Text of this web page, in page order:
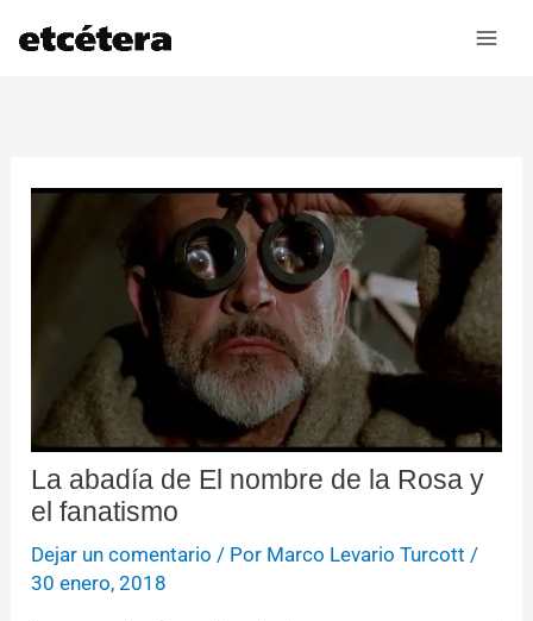
La abadía de El nombre de la Rosa y
el fanatismo
Dejar un comentario / Por Marco Levario Turcott /
30 enero, 2018